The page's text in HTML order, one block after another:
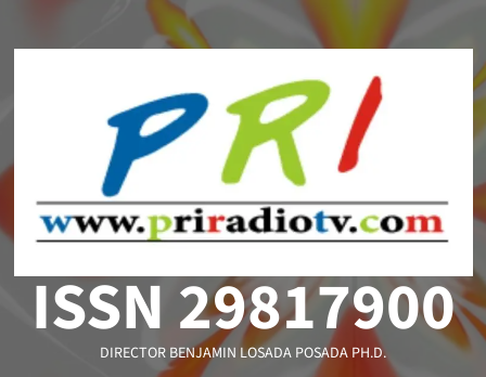
ISSN 29817900
DIRECTOR BENJAMIN LOSADA POSADA PH.D.